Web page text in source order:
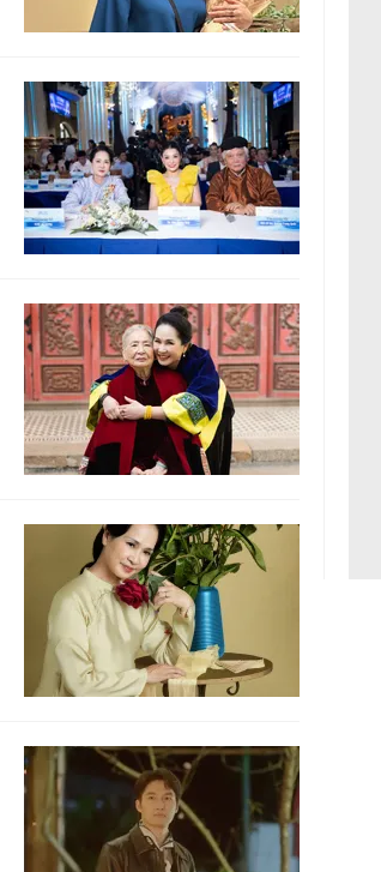
EMagazine
Photo
Infographic
Góc ảnh
Công nghệ
Hitech Công nghệ tương lai
Sản phẩm
Thị trường
Tư vấn